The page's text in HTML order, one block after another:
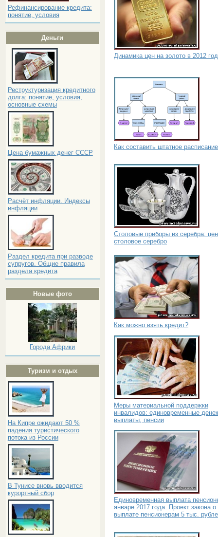
Рефинансирование кредита:
понятие, условия
Деньги
Реструктуризация кредитного
долга: понятие, условия,
основные схемы
Цена бумажных денег СССР
Расчёт инфляции. Индексы
инфляции
Раздел кредита при разводе
супругов. Общие правила
раздела кредита
Новые фото
Города Африки
Туризм и отдых
На Кипре ожидают 50 %
падения туристического
потока из России
В Тунисе вновь вводится
курортный сбор
Динамика цен на золото в 2012
Как составить штатное расписание
Столовые приборы из серебра:
столовое серебро
Как можно взять кредит?
Меры материальной поддержки
инвалидов: единовременные
выплаты, пенсии
Единовременная выплата
январе 2017 года. Проект закона о
выплате пенсионерам 5 тыс.